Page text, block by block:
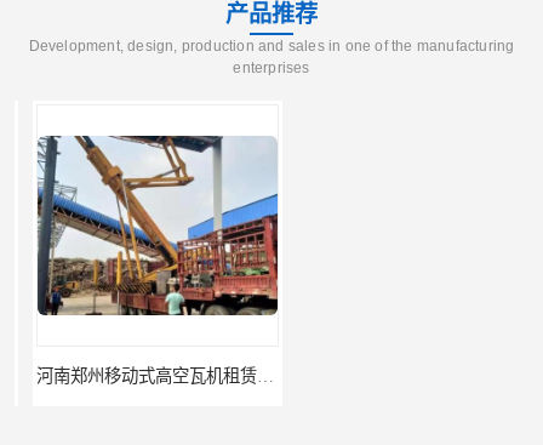
产品推荐
Development, design, production and sales in one of the manufacturing
enterprises
河南郑州移动式高空瓦机租赁公司 提高施工效率